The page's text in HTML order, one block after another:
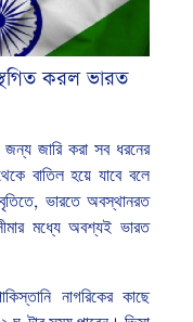
করল ভারত
জন্য জারি করা সব ধরনের
বাতিল হয়ে যাবে বলে
, ভারতে অবস্থানরত
মধ্যে অবশ্যই ভারত
নাগরিকের কাছে